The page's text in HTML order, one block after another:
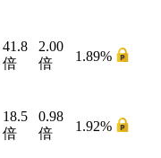
41.8
倍
2.00
倍
1.89%
18.5
倍
0.98
倍
1.92%